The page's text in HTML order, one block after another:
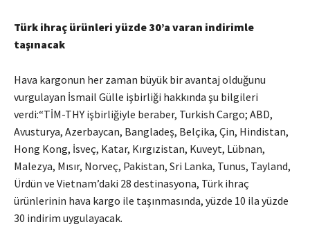
Türk ihraç ürünleri yüzde 30’a varan indirimle
taşınacak
Hava kargonun her zaman büyük bir avantaj olduğunu
vurgulayan İsmail Gülle işbirliği hakkında şu bilgileri
verdi:“TİM-THY işbirliğiyle beraber, Turkish Cargo; ABD,
Avusturya, Azerbaycan, Bangladeş, Belçika, Çin, Hindistan,
Hong Kong, İsveç, Katar, Kırgızistan, Kuveyt, Lübnan,
Malezya, Mısır, Norveç, Pakistan, Sri Lanka, Tunus, Tayland,
Ürdün ve Vietnam’daki 28 destinasyona, Türk ihraç
ürünlerinin hava kargo ile taşınmasında, yüzde 10 ila yüzde
30 indirim uygulayacak.